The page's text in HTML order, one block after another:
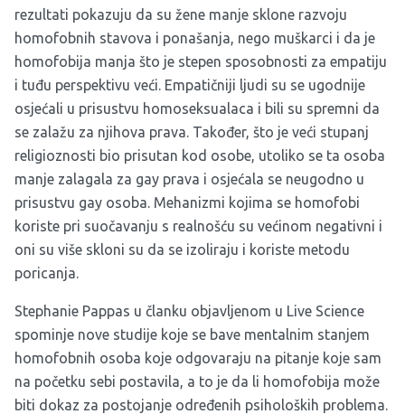
rezultati pokazuju da su žene manje sklone razvoju
homofobnih stavova i ponašanja, nego muškarci i da je
homofobija manja što je stepen sposobnosti za empatiju
i tuđu perspektivu veći. Empatičniji ljudi su se ugodnije
osjećali u prisustvu homoseksualaca i bili su spremni da
se zalažu za njihova prava. Također, što je veći stupanj
religioznosti bio prisutan kod osobe, utoliko se ta osoba
manje zalagala za gay prava i osjećala se neugodno u
prisustvu gay osoba. Mehanizmi kojima se homofobi
koriste pri suočavanju s realnošću su većinom negativni i
oni su više skloni su da se izoliraju i koriste metodu
poricanja.
Stephanie Pappas u članku objavljenom u Live Science
spominje nove studije koje se bave mentalnim stanjem
homofobnih osoba koje odgovaraju na pitanje koje sam
na početku sebi postavila, a to je da li homofobija može
biti dokaz za postojanje određenih psiholoških problema.